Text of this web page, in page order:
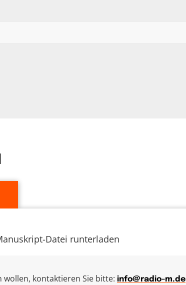
Datei runterladen
kontaktieren Sie bitte: info@radio-m.de